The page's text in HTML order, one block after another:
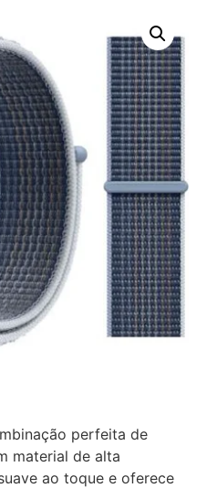
perfeita de
material de alta
ao toque e oferece